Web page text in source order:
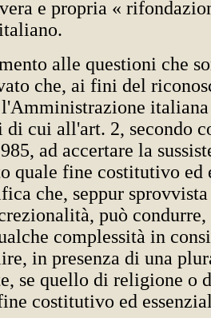
e propria «
alle questioni che
che, ai fini del
cui all'art. 2, secondo
ad accertare la
quale fine costitutivo ed
che, seppur
può
complessità in
in presenza di una
se quello di religione o
costitutivo ed